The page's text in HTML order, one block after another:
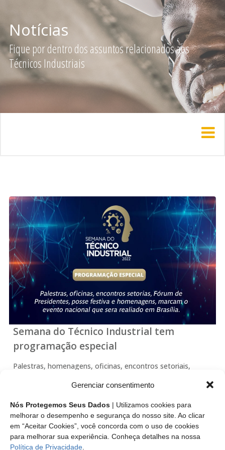
Gerenciar consentimento
Nós Protegemos Seus Dados | Utilizamos cookies para
melhorar o desempenho e segurança do nosso site. Ao clicar
em “Aceitar Cookies”, você concorda com o uso de cookies
para melhorar sua experiência. Conheça detalhes na nossa
Política de Privacidade
Notícias
Fique por dentro dos assuntos relacionados aos
Técnicos Industriais
Semana do Técnico Industrial tem
programação especial
Palestras, homenagens, oficinas, encontros setoriais,
executiva do CFT estão em destaque na terceira edição do
evento nacional promovido pelo Conselho Federal dos
Técnicos Industriais (CFT).
Leia mais